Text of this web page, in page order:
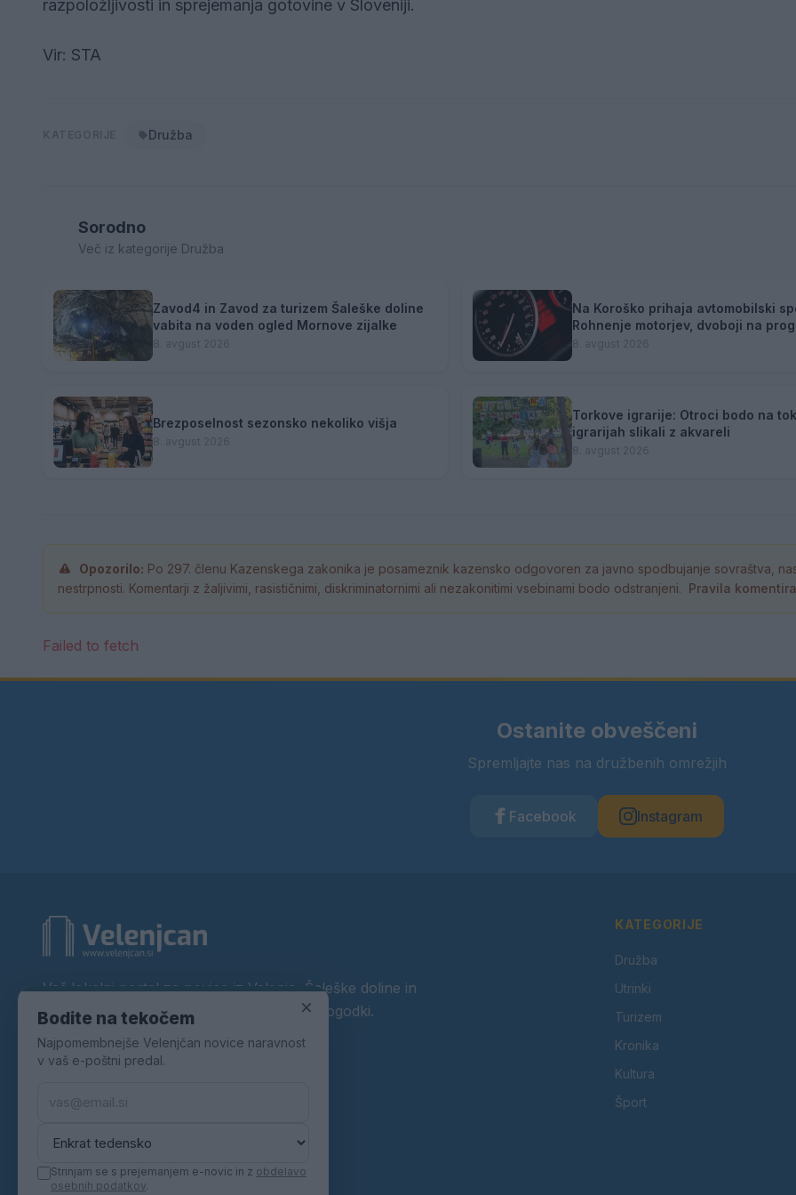
razpoložljivosti in sprejemanja gotovine v Sloveniji.
Vir: STA
Družba
Sorodno
Več iz kategorije Družba
Zavod4 in Zavod za turizem Šaleške doline
vabita na voden ogled Mornove zijalke
8. avgust 2026
Na Koroško prihaja avtomobilski
Rohnenje motorjev, dvoboji na
atraktivni Car Meet
8. avgust 2026
Brezposelnost sezonsko nekoliko višja
8. avgust 2026
Torkove igrarije: Otroci bodo na
igrarijah slikali z akvareli
8. avgust 2026
Opozorilo: Po 297. členu Kazenskega zakonika je posameznik kazensko odgovoren za javno spodbujanje sovraštva,
nestrpnosti. Komentarji z žaljivimi, rasističnimi, diskriminatornimi ali nezakonitimi vsebinami bodo odstranjeni. Pravila
Failed to fetch
Ostanite obveščeni
Spremljajte nas na družbenih omrežjih
Facebook Instagram
Vaš lokalni portal za novice iz Velenja, Šaleške doline in
okolice. Aktualne novice, šport, kultura, dogodki.
Povezujemo Velenje.
KATEGORIJE
Družba
Utrinki
Turizem
Kronika
Kultura
Šport
×
Bodite na tekočem
Najpomembnejše Velenjčan novice naravnost
v vaš e-poštni predal.
Strinjam se s prejemanjem e-novic in z obdelavo
osebnih podatkov.